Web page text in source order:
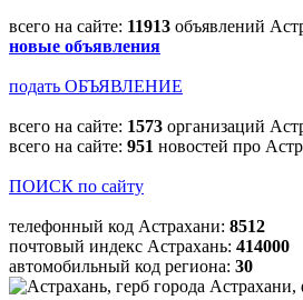
всего на сайте: 11913 объявлений
новые объявления
подать ОБЪЯВЛЕНИЕ
всего на сайте: 1573 организаций
всего на сайте: 951 новостей про
ПОИСК по сайту
телефонный код Астрахани: 8512
почтовый индекс Астрахань: 414000
автомобильный код региона: 30